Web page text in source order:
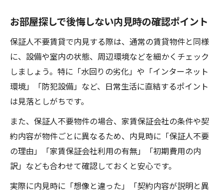
お部屋探しで後悔しない内見時の確認ポイント
保証人不要賃貸で内見する際は、通常の賃貸物件と同様
に、設備や室内の状態、周辺環境などを細かくチェック
しましょう。特に「水回りの劣化」や「インターネット
環境」「防犯設備」など、日常生活に直結するポイント
は見落としがちです。
また、保証人不要物件の場合、家賃保証会社の条件や契
約内容が物件ごとに異なるため、内見時に「保証人不要
の理由」「家賃保証会社利用の有無」「初期費用の内
訳」なども合わせて確認しておくと安心です。
実際に内見時に「想像と違った」「契約内容が説明と異